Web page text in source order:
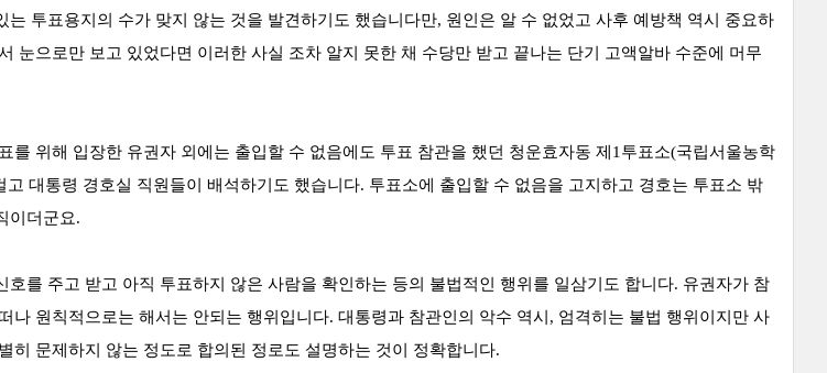
는 투표용지의 수가 맞지 않는 것을 발견하기도 했습니다만, 원인은 알 수 없었고 사후 예방책 역시 중요하
눈으로만 보고 있었다면 이러한 사실 조차 알지 못한 채 수당만 받고 끝나는 단기 고액알바 수준에 머무
를 위해 입장한 유권자 외에는 출입할 수 없음에도 투표 참관을 했던 청운효자동 제1투표소(국립서울농학
고 대통령 경호실 직원들이 배석하기도 했습니다. 투표소에 출입할 수 없음을 고지하고 경호는 투표소 밖
이더군요.
호를 주고 받고 아직 투표하지 않은 사람을 확인하는 등의 불법적인 행위를 일삼기도 합니다. 유권자가 참
나 원칙적으로는 해서는 안되는 행위입니다. 대통령과 참관인의 악수 역시, 엄격히는 불법 행위이지만 사
히 문제하지 않는 정도로 합의된 정로도 설명하는 것이 정확합니다.